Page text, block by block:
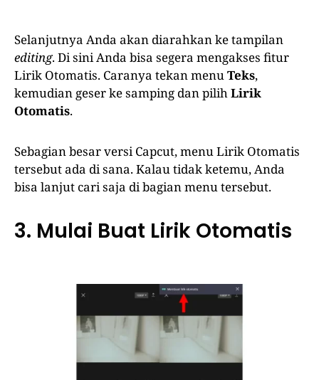
Selanjutnya Anda akan diarahkan ke tampilan
editing. Di sini Anda bisa segera mengakses fitur
Lirik Otomatis. Caranya tekan menuTeks,
kemudian geser ke samping dan pilihLirik
Otomatis.
Sebagian besar versi Capcut, menu Lirik Otomatis
tersebut ada di sana. Kalau tidak ketemu, Anda
bisa lanjut cari saja di bagian menu tersebut.
3. Mulai Buat Lirik Otomatis